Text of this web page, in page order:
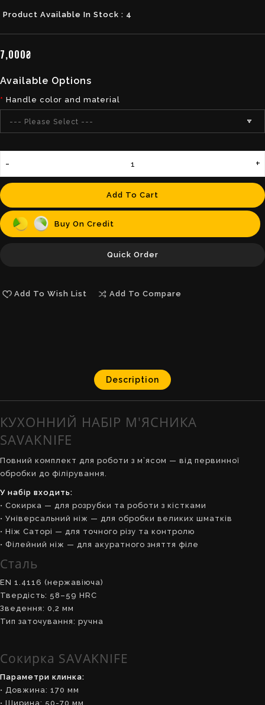
Product Available In Stock : 4
7,000₴
Available Options
Handle color and material
--- Please Select ---
Add To Cart
Buy On Credit
Quick Order
Add To Wish List Add To Compare
Description
КУХОННИЙ НАБІР М'ЯСНИКА
SAVAKNIFE
Повний комплект для роботи з м’ясом — від первинної
обробки до філірування.
У набір входить:
• Сокирка — для розрубки та роботи з кістками
• Універсальний ніж — для обробки великих шматків
• Ніж Саторі — для точного різу та контролю
• Філейний ніж — для акуратного зняття філе
Сталь
EN 1.4116 (нержавіюча)
Твердість: 58–59 HRC
Зведення: 0,2 мм
Тип заточування: ручна
Сокирка SAVAKNIFE
Параметри клинка:
• Довжина: 170 мм
• Ширина: 50-70 мм